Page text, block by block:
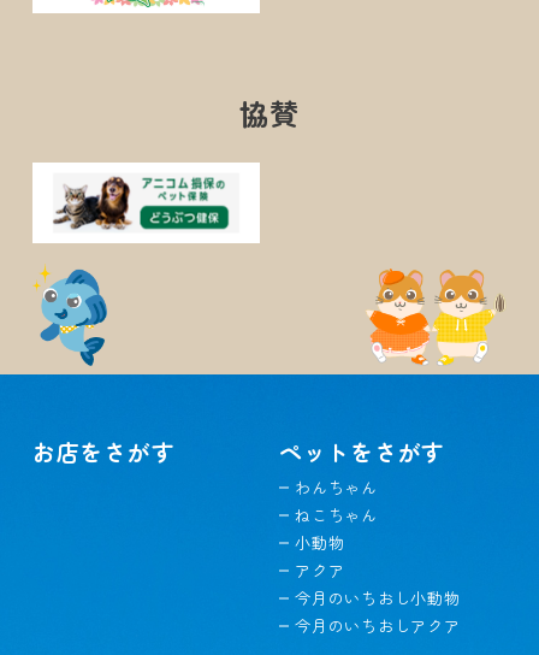
協賛
お店をさがす ペットをさがす
わんちゃん
ねこちゃん
小動物
アクア
今月のいちおし小動物
今月のいちおしアクア